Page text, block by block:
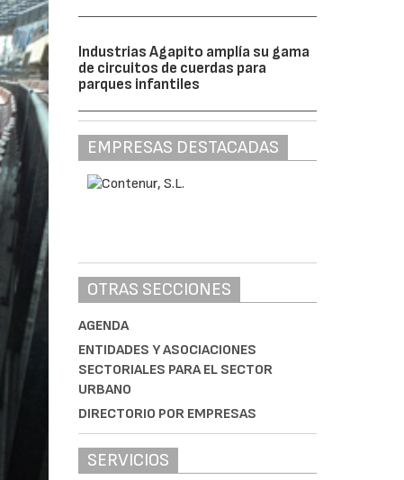
Industrias Agapito amplía su gama
de circuitos de cuerdas para
parques infantiles
EMPRESAS DESTACADAS
OTRAS SECCIONES
AGENDA
ENTIDADES Y ASOCIACIONES
SECTORIALES PARA EL SECTOR
URBANO
DIRECTORIO POR EMPRESAS
SERVICIOS